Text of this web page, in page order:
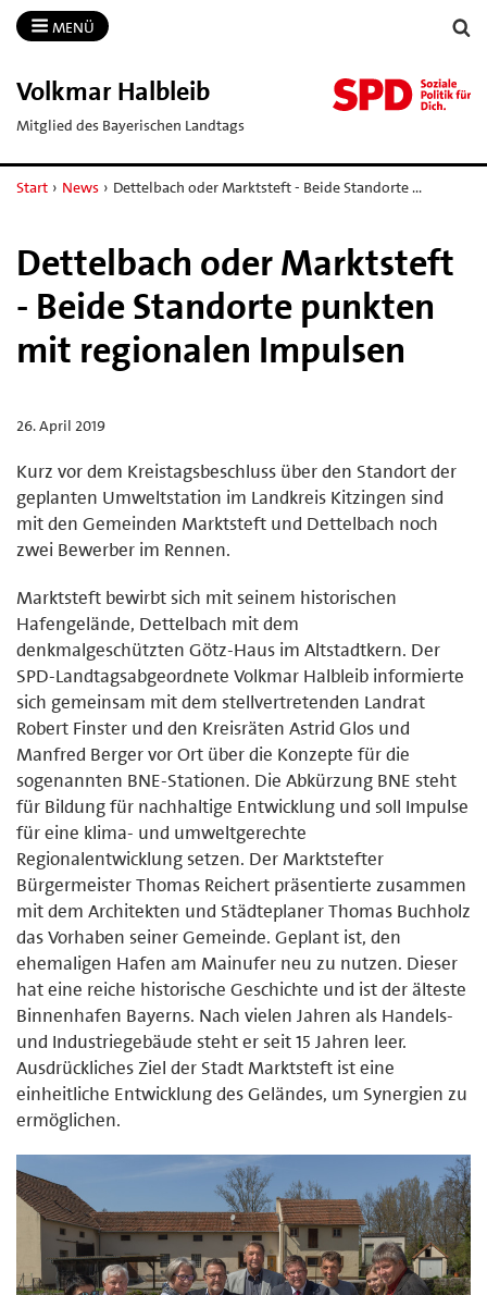
MENÜ
Volkmar Halbleib
Mitglied des Bayerischen Landtags
Start › News › Dettelbach oder Marktsteft - Beide Standorte …
Dettelbach oder Marktsteft
- Beide Standorte punkten
mit regionalen Impulsen
26. April 2019
Kurz vor dem Kreistagsbeschluss über den Standort der
geplanten Umweltstation im Landkreis Kitzingen sind
mit den Gemeinden Marktsteft und Dettelbach noch
zwei Bewerber im Rennen.
Marktsteft bewirbt sich mit seinem historischen
Hafengelände, Dettelbach mit dem
denkmalgeschützten Götz-Haus im Altstadtkern. Der
SPD-Landtagsabgeordnete Volkmar Halbleib informierte
sich gemeinsam mit dem stellvertretenden Landrat
Robert Finster und den Kreisräten Astrid Glos und
Manfred Berger vor Ort über die Konzepte für die
sogenannten BNE-Stationen. Die Abkürzung BNE steht
für Bildung für nachhaltige Entwicklung und soll Impulse
für eine klima- und umweltgerechte
Regionalentwicklung setzen. Der Marktstefter
Bürgermeister Thomas Reichert präsentierte zusammen
mit dem Architekten und Städteplaner Thomas Buchholz
das Vorhaben seiner Gemeinde. Geplant ist, den
ehemaligen Hafen am Mainufer neu zu nutzen. Dieser
hat eine reiche historische Geschichte und ist der älteste
Binnenhafen Bayerns. Nach vielen Jahren als Handels-
und Industriegebäude steht er seit 15 Jahren leer.
Ausdrückliches Ziel der Stadt Marktsteft ist eine
einheitliche Entwicklung des Geländes, um Synergien zu
ermöglichen.